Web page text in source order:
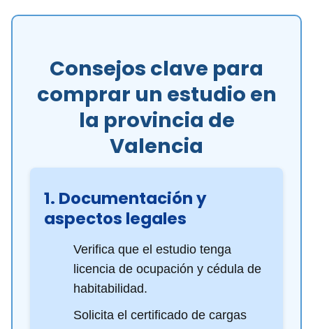
Consejos clave para
comprar un estudio en
la provincia de
Valencia
1. Documentación y
aspectos legales
Verifica que el estudio tenga
licencia de ocupación y cédula de
habitabilidad.
Solicita el certificado de cargas